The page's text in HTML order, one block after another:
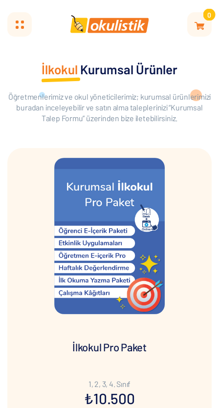
0
İlkokul Kurumsal Ürünler
Öğretmenlerimiz ve okul yöneticilerimiz; kurumsal ürünlerimizi
buradan inceleyebilir ve satın alma taleplerinizi “Kurumsal
Talep Formu” üzerinden bize iletebilirsiniz.
İlkokul Pro Paket
1, 2, 3, 4. Sınıf
₺10.500